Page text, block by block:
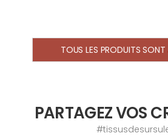
TOUS LES PRODUITS SONT
PARTAGEZ VOS